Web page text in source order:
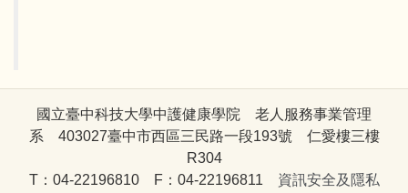
國立臺中科技大學中護健康學院 老人服務事業管理
系 403027臺中市西區三民路一段193號 仁愛樓三樓
R304
T：04-22196810 F：04-22196811 資訊安全及隱私